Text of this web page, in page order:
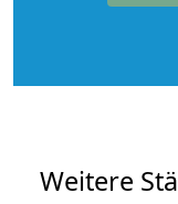
Weitere